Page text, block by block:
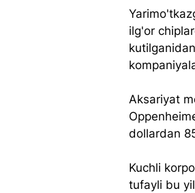
ilg'or
Aksariyat
dollardan
Kuchli
tufayli bu